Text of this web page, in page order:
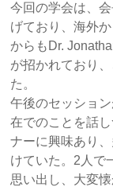
今回の学会は、
げており、海外
からもDr.
が招かれており
た。
午後のセッショ
在でのことを話
ナーに興味あり
けていた。2人で
思い出し、大変